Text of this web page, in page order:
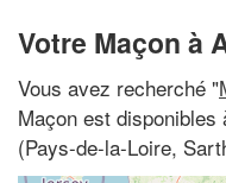
Votre Maçon à
Vous avez recherché "
Maçon est
(Pays-de-la-Loire,